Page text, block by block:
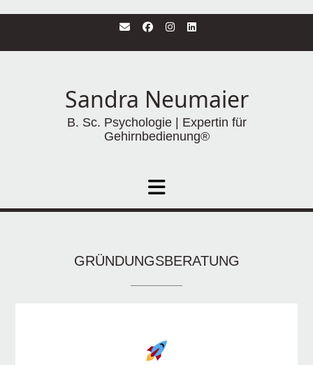
Sandra Neumaier
B. Sc. Psychologie | Expertin für
Gehirnbedienung®
GRÜNDUNGSBERATUNG